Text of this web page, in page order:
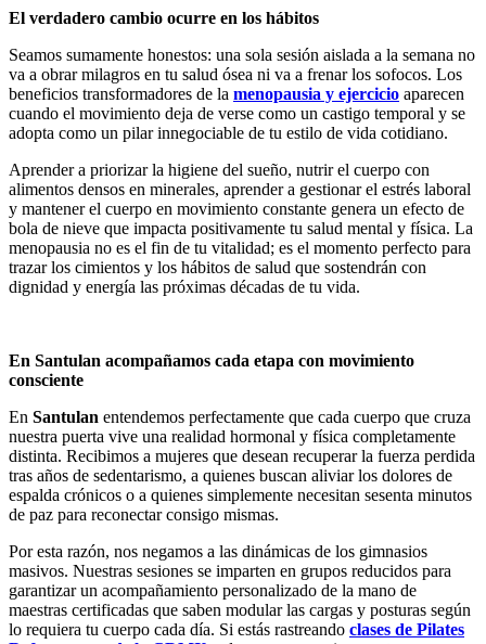
El verdadero cambio ocurre en los hábitos
Seamos sumamente honestos: una sola sesión aislada a la semana no
va a obrar milagros en tu salud ósea ni va a frenar los sofocos. Los
beneficios transformadores de la menopausia y ejercicio aparecen
cuando el movimiento deja de verse como un castigo temporal y se
adopta como un pilar innegociable de tu estilo de vida cotidiano.
Aprender a priorizar la higiene del sueño, nutrir el cuerpo con
alimentos densos en minerales, aprender a gestionar el estrés laboral
y mantener el cuerpo en movimiento constante genera un efecto de
bola de nieve que impacta positivamente tu salud mental y física. La
menopausia no es el fin de tu vitalidad; es el momento perfecto para
trazar los cimientos y los hábitos de salud que sostendrán con
dignidad y energía las próximas décadas de tu vida.
En Santulan acompañamos cada etapa con movimiento
consciente
En Santulan entendemos perfectamente que cada cuerpo que cruza
nuestra puerta vive una realidad hormonal y física completamente
distinta. Recibimos a mujeres que desean recuperar la fuerza perdida
tras años de sedentarismo, a quienes buscan aliviar los dolores de
espalda crónicos o a quienes simplemente necesitan sesenta minutos
de paz para reconectar consigo mismas.
Por esta razón, nos negamos a las dinámicas de los gimnasios
masivos. Nuestras sesiones se imparten en grupos reducidos para
garantizar un acompañamiento personalizado de la mano de
maestras certificadas que saben modular las cargas y posturas según
lo requiera tu cuerpo cada día. Si estás rastreando clases de Pilates